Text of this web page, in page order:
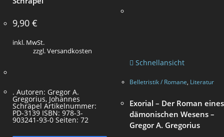
9,90 €
inkl. MwSt.
zzgl. Versandkosten
. Autoren: Gregor A.
Gregorius, Johannes
Schräpel Artikelnummer:
PD-3139 ISBN: 978-3-
903241-93-0 Seiten: 72
Schnellansicht
Belletristik / Romane, Literatur
Exorial – Der Roman eines
dämonischen Wesens –
Gregor A. Gregorius